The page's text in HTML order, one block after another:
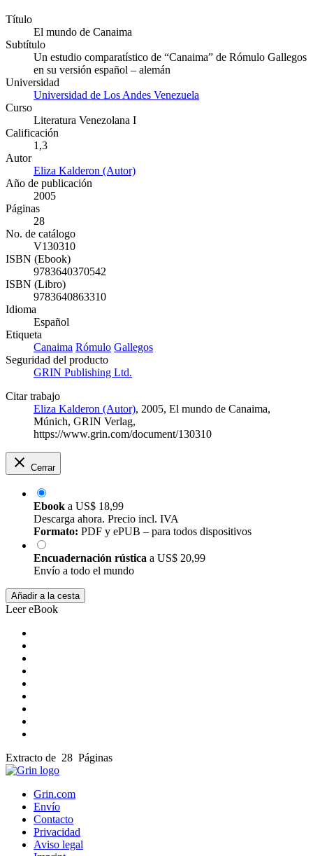
Título
El mundo de Canaima
Subtítulo
Un estudio comparatístico de “Canaima” de Rómulo Gallegos
en su versión español – alemán
Universidad
Universidad de Los Andes Venezuela
Curso
Literatura Venezolana I
Calificación
1,3
Autor
Eliza Kalderon (Autor)
Año de publicación
2005
Páginas
28
No. de catálogo
V130310
ISBN (Ebook)
9783640370542
ISBN (Libro)
9783640863310
Idioma
Español
Etiqueta
Canaima Rómulo Gallegos
Seguridad del producto
GRIN Publishing Ltd.
Citar trabajo
Eliza Kalderon (Autor), 2005, El mundo de Canaima,
Múnich, GRIN Verlag,
https://www.grin.com/document/130310
Cerrar
Ebook a US$ 18,99
Descarga ahora. Precio incl. IVA
Formato: PDF y ePUB – para todos dispositivos
Encuadernación rústica a US$ 20,99
Envío a todo el mundo
Añadir a la cesta
Leer eBook
Extracto de 28 Páginas
Grin.com
Envío
Contacto
Privacidad
Aviso legal